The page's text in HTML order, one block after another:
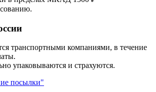
транспортными компаниями, в течение
упаковываются и страхуются.
посылки"